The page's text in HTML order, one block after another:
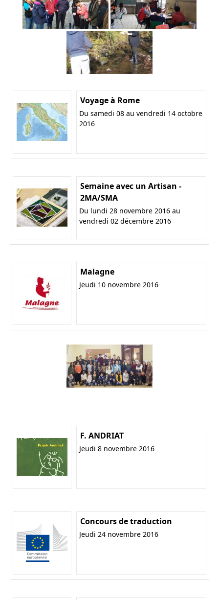
Voyage à Rome
Du samedi 08 au vendredi 14 octobre
2016
Semaine avec un Artisan -
2MA/SMA
Du lundi 28 novembre 2016 au
vendredi 02 décembre 2016
Malagne
Jeudi 10 novembre 2016
F. ANDRIAT
Jeudi 8 novembre 2016
Concours de traduction
Jeudi 24 novembre 2016